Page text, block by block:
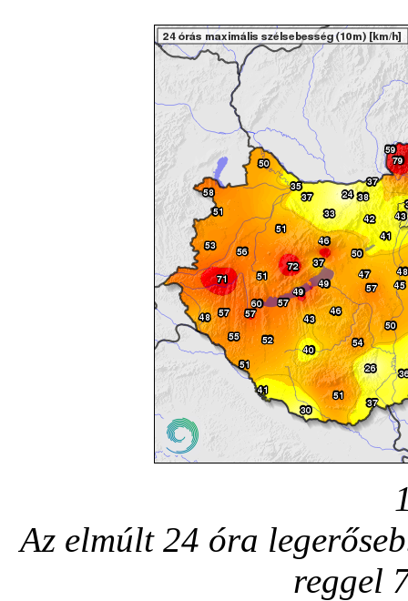
Az elmúlt 24 óra
reggel